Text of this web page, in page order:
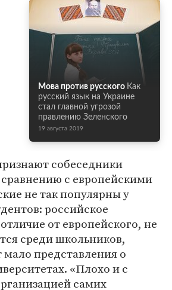
Мова против русского Как
русский язык на Украине
стал главной угрозой
правлению Зеленского
19 августа 2019
собеседники
с европейскими
не так популярны у
российское
от европейского, не
среди школьников,
представления о
«Плохо и с
самих